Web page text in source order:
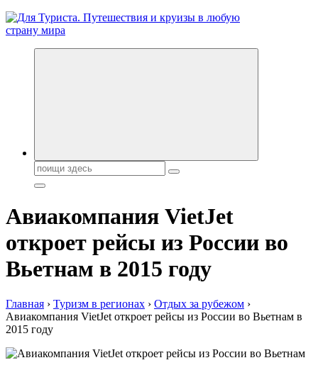
Новости туризма, куда поехать на отдых, где провести отпуск.
Поиск:
Авиакомпания VietJet
откроет рейсы из России во
Вьетнам в 2015 году
Главная › Туризм в регионах › Отдых за рубежом ›
Авиакомпания VietJet откроет рейсы из России во Вьетнам в
2015 году